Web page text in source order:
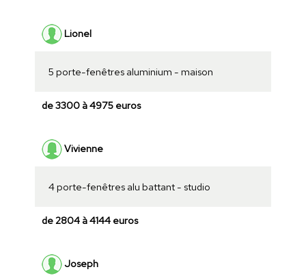
Lionel
5 porte-fenêtres aluminium - maison
de 3300 à 4975 euros
Vivienne
4 porte-fenêtres alu battant - studio
de 2804 à 4144 euros
Joseph